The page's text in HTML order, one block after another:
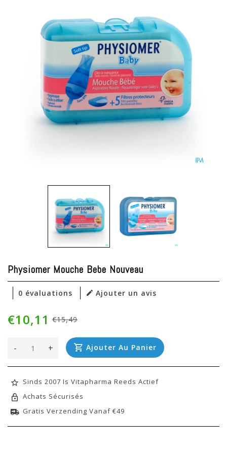
Physiomer Mouche Bebe Nouveau
0 évaluations Ajouter un avis
€15,49
€10,11
+
- Ajouter Au Panier
Sinds 2007 Is Vitapharma Reeds Actief
Achats Sécurisés
Gratis Verzending Vanaf €49